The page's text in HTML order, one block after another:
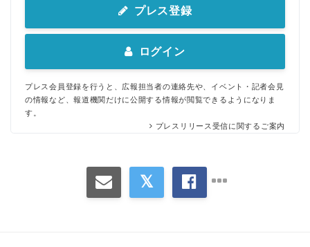
プレス登録
ログイン
プレス会員登録を行うと、広報担当者の連絡先や、イベント・記者会見
の情報など、報道機関だけに公開する情報が閲覧できるようになりま
す。
プレスリリース受信に関するご案内